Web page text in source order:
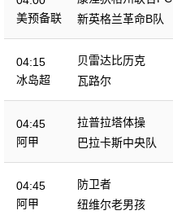
美预备联
新英格兰革命B队
04:15
冰岛超
贝雷达比历克
瓦路尔
04:45
阿甲
拉普拉塔体操
巴拉卡斯中央队
04:45
阿甲
防卫者
纽维尔老男孩